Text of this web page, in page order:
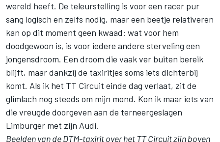
wereld heeft. De teleurstelling is voor een racer pur
sang logisch en zelfs nodig, maar een beetje relativeren
kan op dit moment geen kwaad: wat voor hem
doodgewoon is, is voor iedere andere sterveling een
jongensdroom. Een droom die vaak ver buiten bereik
blijft, maar dankzij de taxiritjes soms iets dichterbij
komt. Als ik het TT Circuit einde dag verlaat, zit de
glimlach nog steeds om mijn mond. Kon ik maar iets van
die vreugde doorgeven aan de terneergeslagen
Limburger met zijn Audi.
Beelden van de DTM-taxirit over het TT Circuit zijn boven